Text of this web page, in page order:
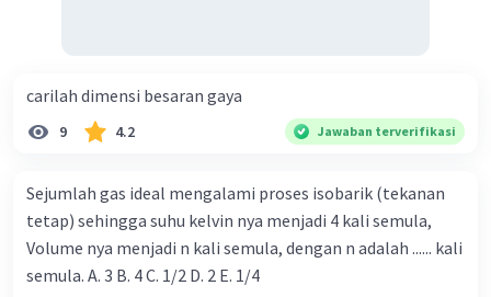
carilah dimensi besaran gaya
9 4.2 Jawaban terverifikasi
Sejumlah gas ideal mengalami proses isobarik (tekanan
tetap) sehingga suhu kelvin nya menjadi 4 kali semula,
Volume nya menjadi n kali semula, dengan n adalah ...... kali
semula. A. 3 B. 4 C. 1/2 D. 2 E. 1/4